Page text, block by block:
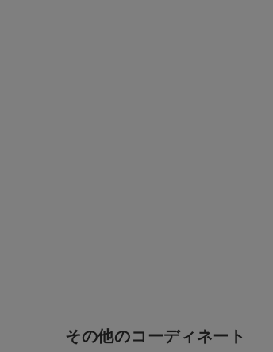
その他のコーディネート